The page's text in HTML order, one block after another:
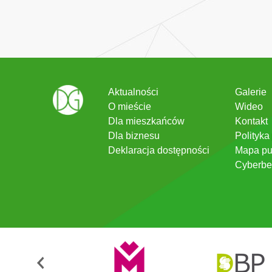
Aktualności
O mieście
Dla mieszkańców
Dla biznesu
Deklaracja dostępności
Galerie
Wideo
Kontakt
Mapa